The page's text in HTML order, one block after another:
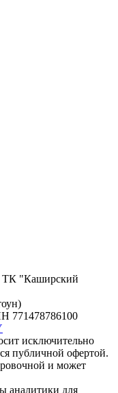
ТК "Каширский
771478786100
исключительно
публичной офертой.
и может
аналитики для